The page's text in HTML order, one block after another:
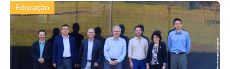
Educação